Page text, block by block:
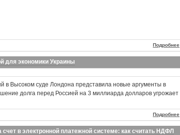
Подробнее
для экономики Украины
в Высоком суде Лондона представила новые аргументы в
долга перед Россией на 3 миллиарда долларов угрожает
Подробнее
в электронной платежной системе: как считать НДФЛ